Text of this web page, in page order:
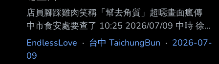
店員腳踩雞肉笑稱「幫去角質」超噁畫面瘋傳
中市食安處要查了 10:25 2026/07/09 中時 徐佑
昇 位於台中市太平區的「伍兩五炸雞專賣店」
太平二店，9日凌晨遭網友在社群平台發文指
EndlessLove · 台中 TaichungBun · 2026-07-
09